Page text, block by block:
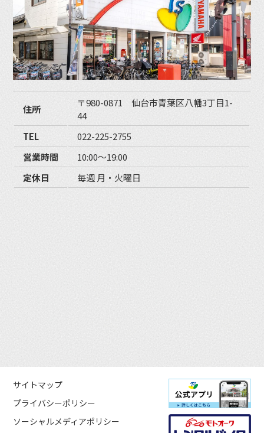
住所
〒980-0871 仙台市青葉区八幡3丁目1-
44
TEL
022-225-2755
営業時間
10:00〜19:00
定休日
毎週 月・火曜日
サイトマップ
プライバシーポリシー
ソーシャルメディアポリシー